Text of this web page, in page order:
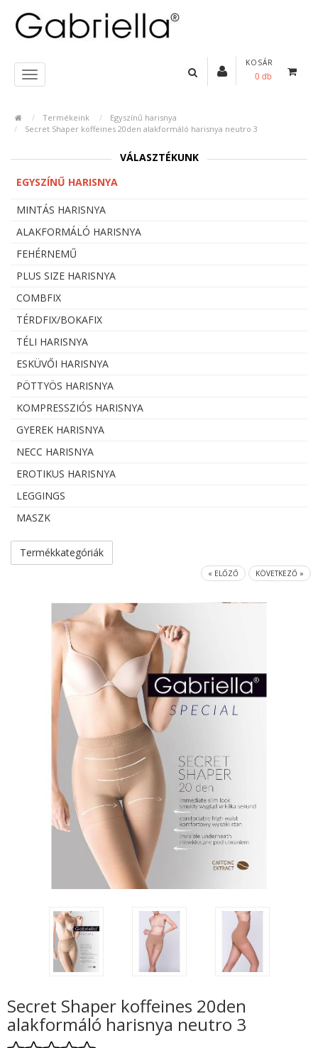
KOSÁR
0 db
Termékeink
Egyszínű harisnya
Secret Shaper koffeines 20den alakformáló harisnya neutro 3
VÁLASZTÉKUNK
EGYSZÍNŰ HARISNYA
MINTÁS HARISNYA
ALAKFORMÁLÓ HARISNYA
FEHÉRNEMŰ
PLUS SIZE HARISNYA
COMBFIX
TÉRDFIX/BOKAFIX
TÉLI HARISNYA
ESKÜVŐI HARISNYA
PÖTTYÖS HARISNYA
KOMPRESSZIÓS HARISNYA
GYEREK HARISNYA
NECC HARISNYA
EROTIKUS HARISNYA
LEGGINGS
MASZK
Termékkategóriák
« ELŐZŐ KÖVETKEZŐ »
Secret Shaper koffeines 20den
alakformáló harisnya neutro 3